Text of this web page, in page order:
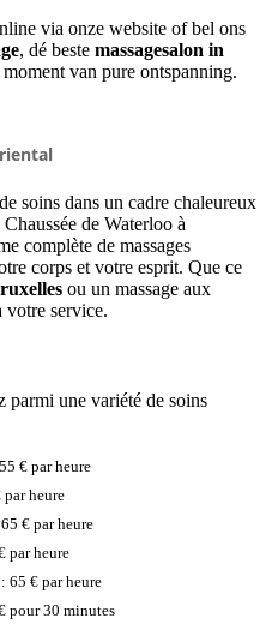
via onze website of bel ons
, dé beste massagesalon in
van pure ontspanning.
soins dans un cadre chaleureux
de Waterloo à
complète de massages
corps et votre esprit. Que ce
ou un massage aux
votre service.
parmi une variété de soins
€ par heure
par heure
€ par heure
par heure
: 65 € par heure
pour 30 minutes